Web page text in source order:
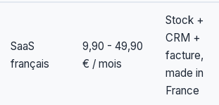
SaaS
français
9,90 - 49,90
€ / mois
Stock +
CRM +
facture,
made in
France